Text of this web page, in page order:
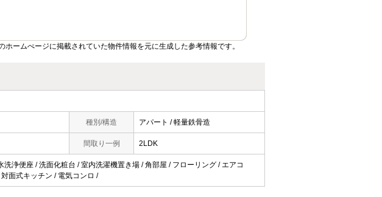
ームぺージに掲載されていた物件情報を元に生成した参考情報です。
種別/構造 アパート / 軽量鉄骨造
間取り一例 2LDK
浄便座 / 洗面化粧台 / 室内洗濯機置き場 / 角部屋 / フローリング / エアコ
面式キッチン / 電気コンロ /